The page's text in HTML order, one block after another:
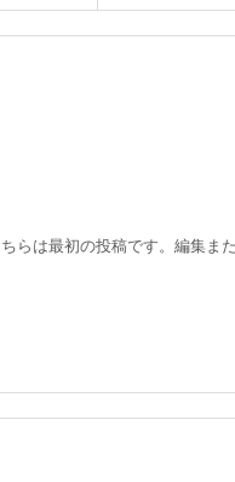
らは最初の投稿です。編集ま